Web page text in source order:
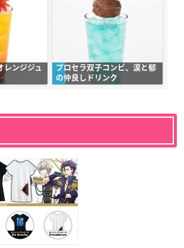
レンジジュ
プロセラ双子コンビ、涙と郁
の仲良しドリンク